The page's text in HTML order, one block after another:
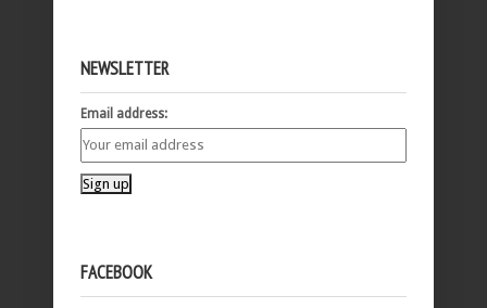
NEWSLETTER
Email address:
FACEBOOK